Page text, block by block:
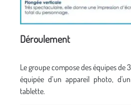
Déroulement
Le groupe compose des équipes de
équipée d’un appareil photo,
tablette.